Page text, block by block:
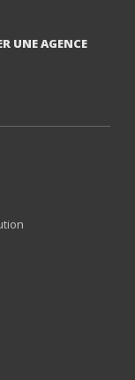
UNE AGENCE